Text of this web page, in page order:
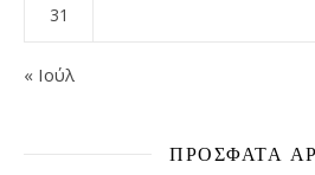
31
« Ιούλ
ΠΡΌΣΦΑΤΑ